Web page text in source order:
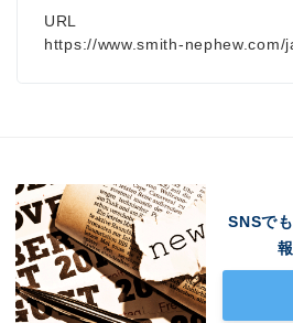
URL
https://www.smith-nephew.com/
SNSで
Japanese